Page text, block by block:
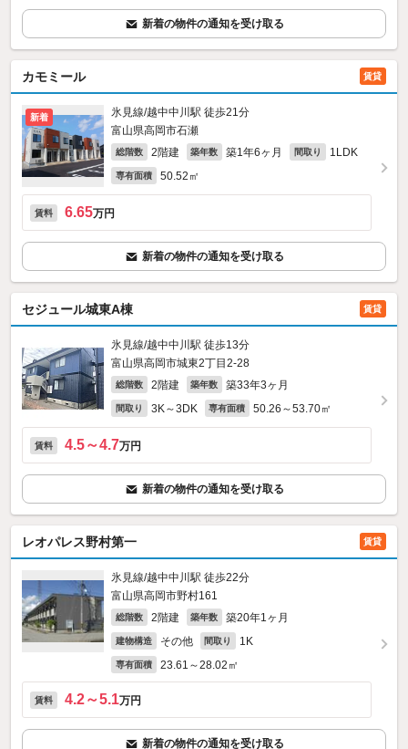
新着の物件の通知を受け取る
カモミール 賃貸
新着
氷見線/越中中川駅 徒歩21分
富山県高岡市石瀬
総階数 2階建 築年数 築1年6ヶ月 間取り 1LDK
専有面積 50.52㎡
賃料 6.65万円
新着の物件の通知を受け取る
セジュール城東A棟 賃貸
氷見線/越中中川駅 徒歩13分
富山県高岡市城東2丁目2-28
総階数 2階建 築年数 築33年3ヶ月
間取り 3K～3DK 専有面積 50.26～53.70㎡
賃料 4.5～4.7万円
新着の物件の通知を受け取る
レオパレス野村第一 賃貸
氷見線/越中中川駅 徒歩22分
富山県高岡市野村161
総階数 2階建 築年数 築20年1ヶ月
建物構造 その他 間取り 1K
専有面積 23.61～28.02㎡
賃料 4.2～5.1万円
新着の物件の通知を受け取る